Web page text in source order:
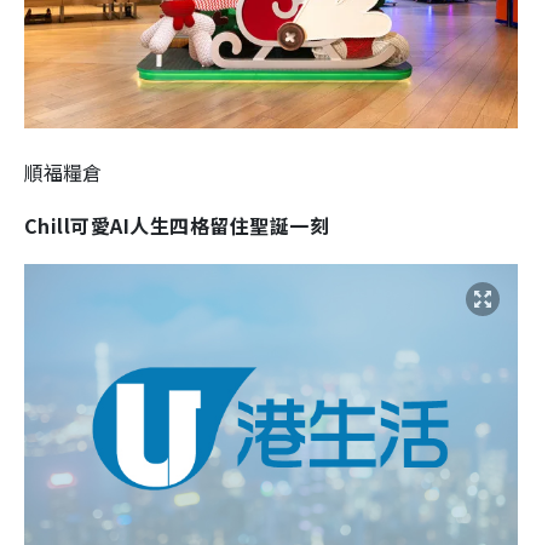
順福糧倉
Chill可愛AI人生四格留住聖誕一刻